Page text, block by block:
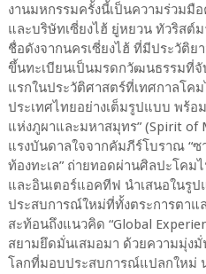
งานมหกรรมครั้งนี้เป็นความร่วมมื
และบริษัทเซี่ยงไฮ้ ยู่หยวน ทัวริสต์
ชื่อดังจากนครเซี่ยงไฮ้ ที่มีประวัติย
ขึ้นทะเบียนเป็นมรดกวัฒนธรรมที่
แรกในประวัติศาสตร์ที่เทศกาลโค
ประเทศไทยอย่างเต็มรูปแบบ พร้
แห่งภูผาและมหาสมุทร” (Spirit of
แรงบันดาลใจจากคัมภีร์โบราณ “ซ
ท้องทะเล” ถ่ายทอดผ่านศิลปะโคม
และอินเตอร์แอคทีฟ นำเสนอในรูป
ประสบการณ์ใหม่ที่ทั้งตระการตาแ
สะท้อนถึงแนวคิด “Global
สยามยึดมั่นเสมอมา ด้วยความมุ่ง
โลกที่มอบประสบการณ์แปลกใหม่